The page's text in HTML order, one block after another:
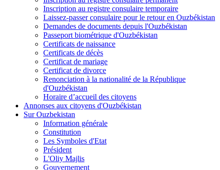
Inscription au registre consulaire temporaire
Laissez-passer consulaire pour le retour en Ouzbékistan
Demandes de documents depuis l'Ouzbékistan
Passeport biométrique d'Ouzbékistan
Certificats de naissance
Certificats de décès
Certificat de mariage
Certificat de divorce
Renonciation à la nationalité de la République
d'Ouzbékistan
Horaire d’accueil des citoyens
Annonses aux citoyens d'Ouzbékistan
Sur Ouzbekistan
Information générale
Constitution
Les Symboles d'Etat
Président
L'Oliy Majlis
Gouvernement